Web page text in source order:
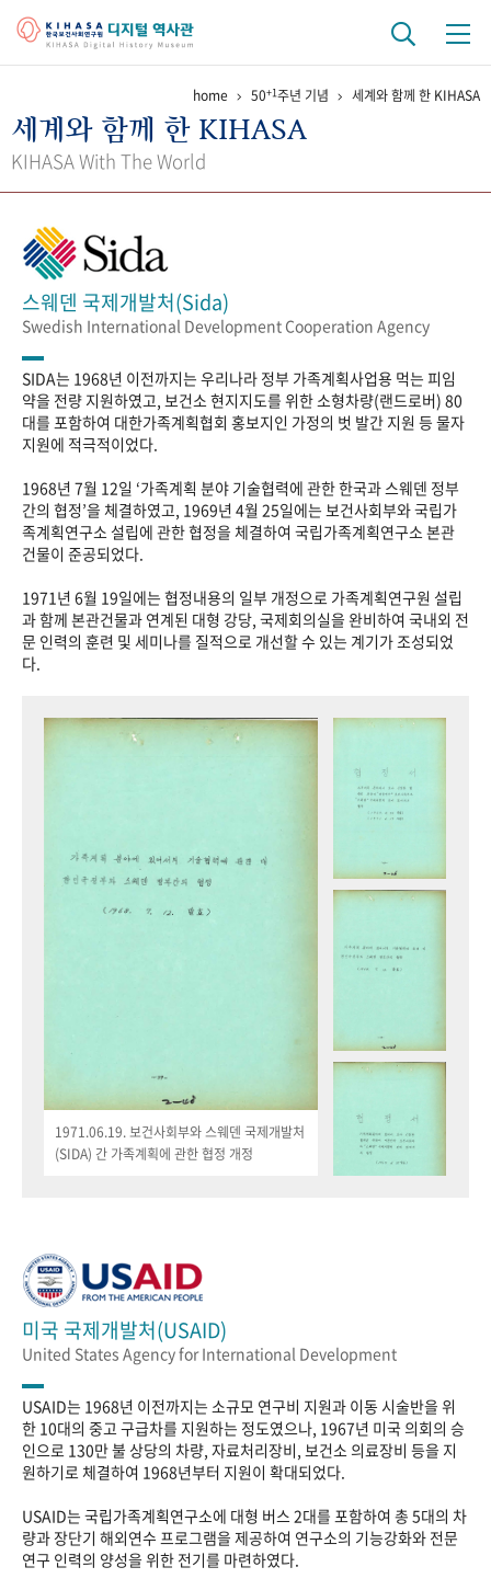
걸어온 길 기관 변천사 역대 기관장
정책과 연구 키워드로 보는 연구 역사
간행물 변천사
기록물 아카이브
사진 아카이브 문서 기록물 행정박물 영상 기록물
성과 50선 숫자로 보는 50년 50+1주년 광장
세계와 함께 한 KIHASA
VR 역사관
home 50+1주년 기념 세계와 함께 한 KIHASA
세계와 함께 한 KIHASA
KIHASA With The World
스웨덴 국제개발처(Sida)
Swedish International Development Cooperation Agency
SIDA는 1968년 이전까지는 우리나라 정부 가족계획사업용 먹는 피임
약을 전량 지원하였고, 보건소 현지지도를 위한 소형차량(랜드로버) 80
대를 포함하여 대한가족계획협회 홍보지인 가정의 벗 발간 지원 등 물자
지원에 적극적이었다.
1968년 7월 12일 ‘가족계획 분야 기술협력에 관한 한국과 스웨덴 정부
간의 협정’을 체결하였고, 1969년 4월 25일에는 보건사회부와 국립가
족계획연구소 설립에 관한 협정을 체결하여 국립가족계획연구소 본관
건물이 준공되었다.
1971년 6월 19일에는 협정내용의 일부 개정으로 가족계획연구원 설립
과 함께 본관건물과 연계된 대형 강당, 국제회의실을 완비하여 국내외 전
문 인력의 훈련 및 세미나를 질적으로 개선할 수 있는 계기가 조성되었
다.
1971.06.19. 보건사회부와 스웨덴 국제개발처
(SIDA) 간 가족계획에 관한 협정 개정
미국 국제개발처(USAID)
United States Agency for International Development
USAID는 1968년 이전까지는 소규모 연구비 지원과 이동 시술반을 위
한 10대의 중고 구급차를 지원하는 정도였으나, 1967년 미국 의회의 승
인으로 130만 불 상당의 차량, 자료처리장비, 보건소 의료장비 등을 지
원하기로 체결하여 1968년부터 지원이 확대되었다.
USAID는 국립가족계획연구소에 대형 버스 2대를 포함하여 총 5대의 차
량과 장단기 해외연수 프로그램을 제공하여 연구소의 기능강화와 전문
연구 인력의 양성을 위한 전기를 마련하였다.